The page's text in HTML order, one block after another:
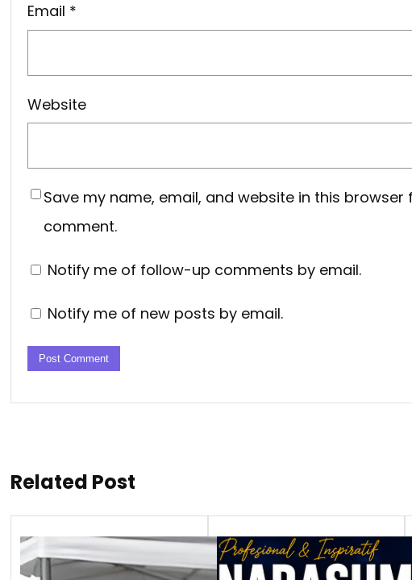
Email *
Website
Save my name, email, and website in this browser
comment.
Notify me of follow-up comments by email.
Notify me of new posts by email.
Related Post